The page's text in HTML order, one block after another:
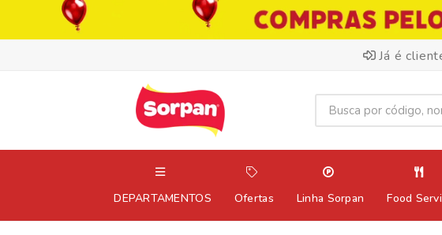
Já é
DEPARTAMENTOS Ofertas Linha Sorpan Food